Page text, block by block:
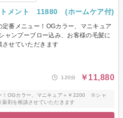
トメント 11880 (ホームケア付)
定番メニュー！OGカラー、マニキュア
ンプーブロー込み、お客様の毛髪に
させていただきます
120分 ￥11,880
！OGカラー、マニキュア＋￥2200 ※シャ
剤を相談させていただきます